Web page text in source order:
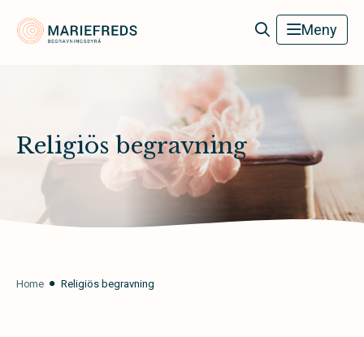
Mariefreds Begravningsbyrå Meny
Religiös begravning
Home Religiös begravning